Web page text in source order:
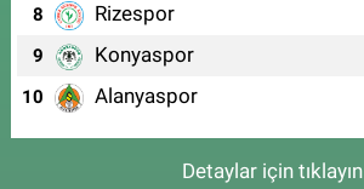
8 Rizespor
9 Konyaspor
10 Alanyaspor
Detaylar için tıklayın